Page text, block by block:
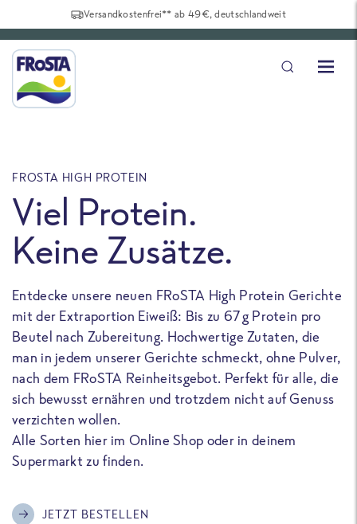
Versandkostenfrei** ab 49€, deutschlandweit
FROSTA HIGH PROTEIN
Viel Protein.
Keine Zusätze.
Entdecke unsere neuen FRoSTA High Protein Gerichte
mit der Extraportion Eiweiß: Bis zu 67 g Protein pro
Beutel nach Zubereitung. Hochwertige Zutaten, die
man in jedem unserer Gerichte schmeckt, ohne Pulver,
nach dem FRoSTA Reinheitsgebot. Perfekt für alle, die
sich bewusst ernähren und trotzdem nicht auf Genuss
verzichten wollen.
Alle Sorten hier im Online Shop oder in deinem
Supermarkt zu finden.
JETZT BESTELLEN